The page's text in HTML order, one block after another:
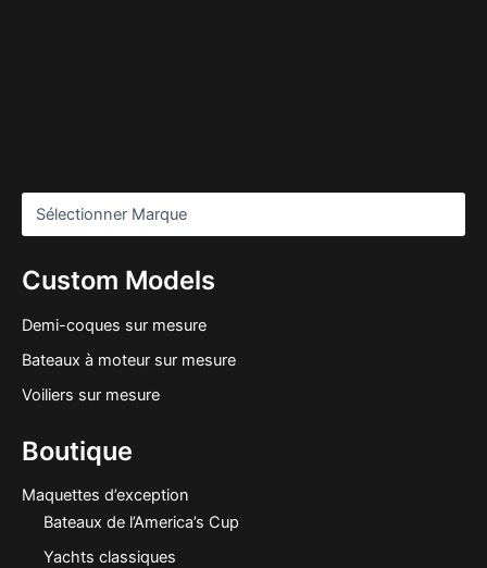
Custom Models
Demi-coques sur mesure
Bateaux à moteur sur mesure
Voiliers sur mesure
Boutique
Maquettes d’exception
Bateaux de l’America’s Cup
Yachts classiques